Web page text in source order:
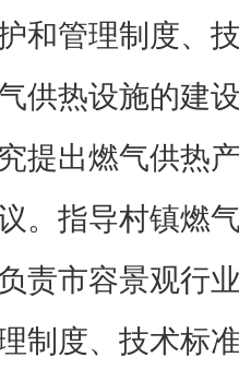
和管理制度、
供热设施的建
提出燃气供热
。指导村镇
负责市容景观行
制度、技术标